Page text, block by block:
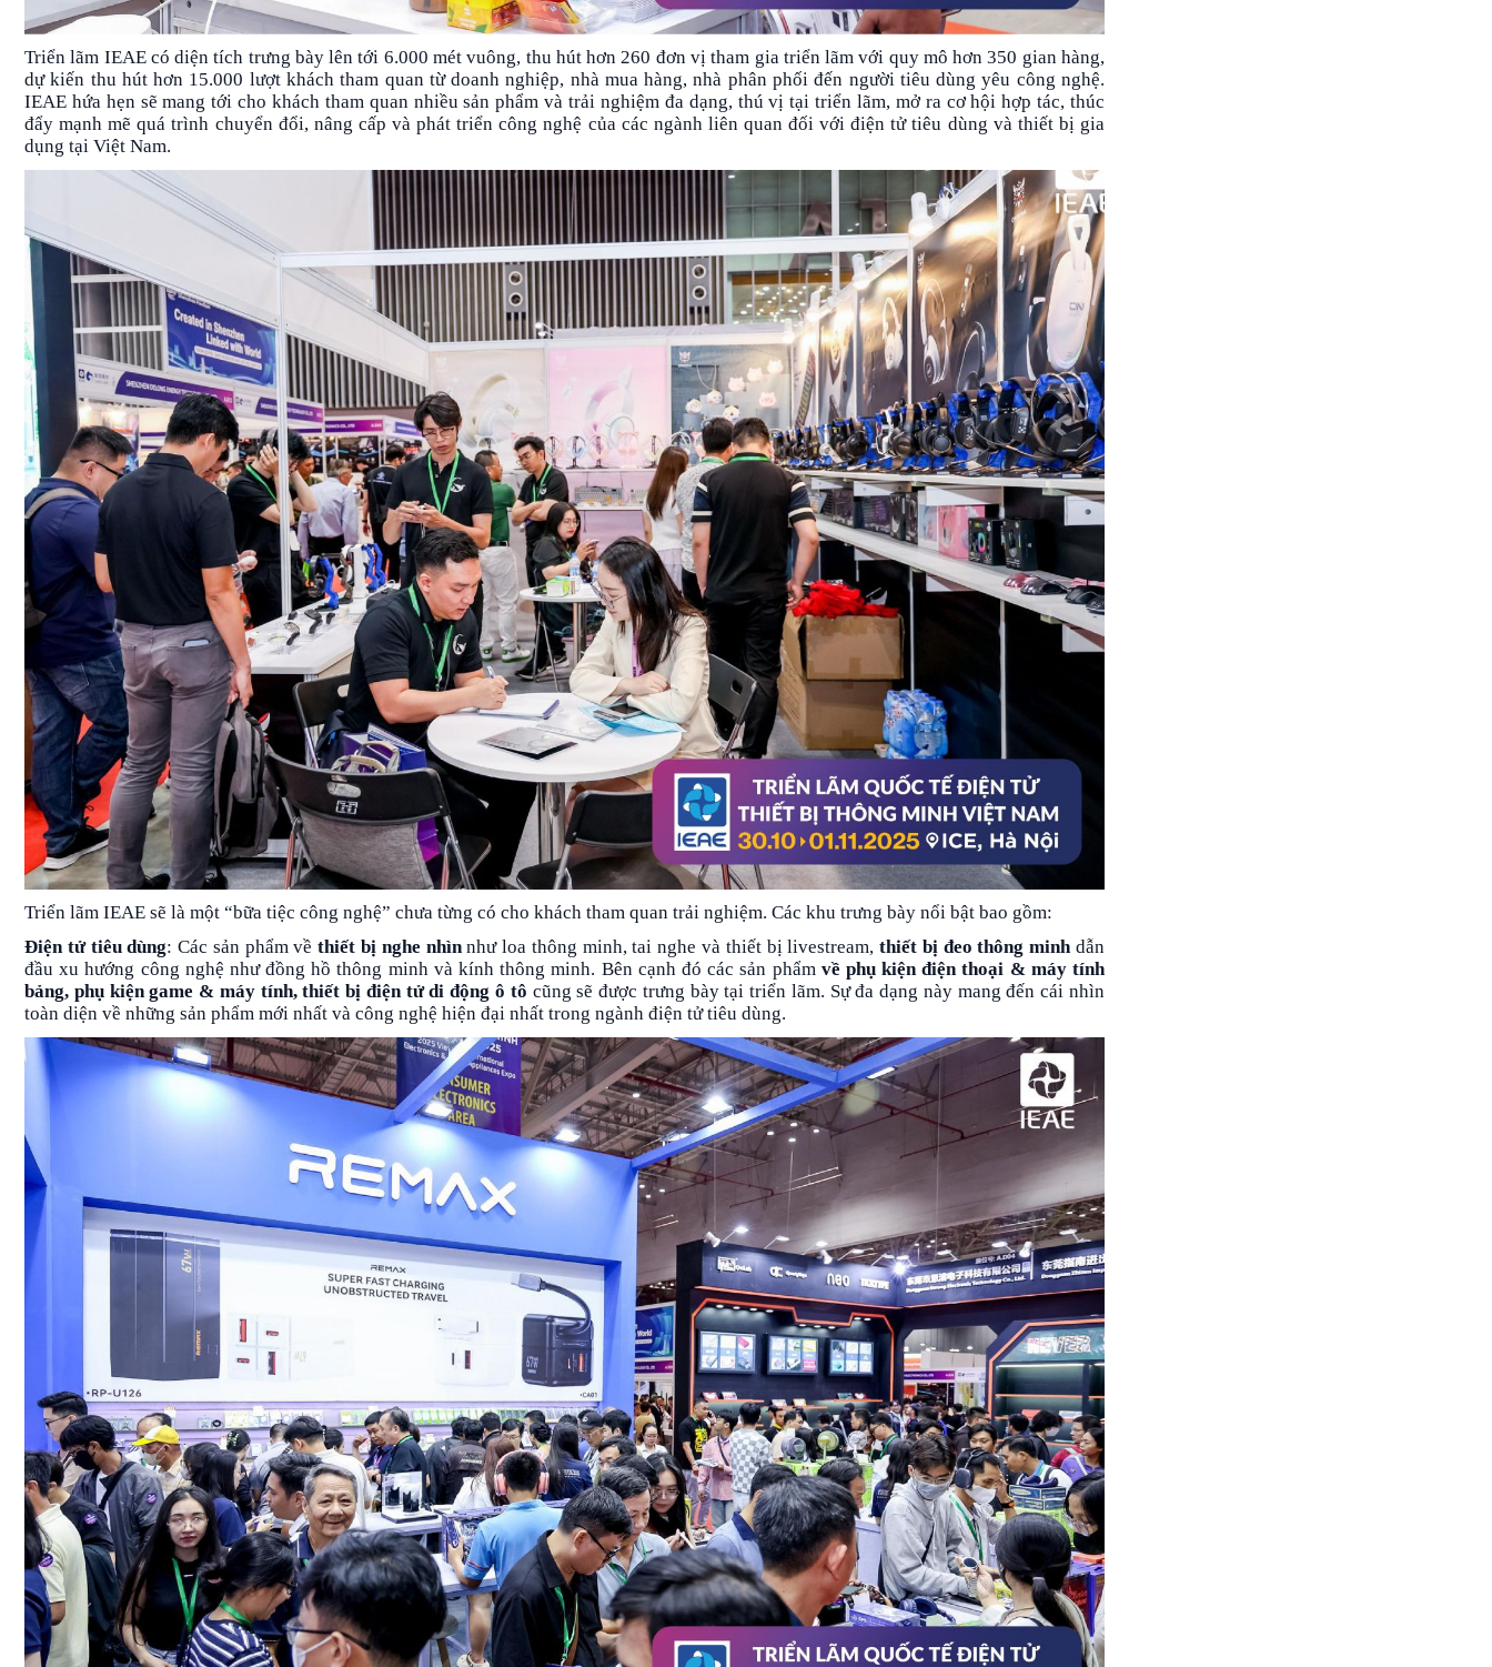
Triển lãm IEAE có diện tích trưng bày lên tới 6.000 mét vuông, thu hút hơn 260 đơn vị tham gia triển lãm với quy mô hơn 350 gian hàng,
dự kiến ​​thu hút hơn 15.000 lượt khách tham quan từ doanh nghiệp, nhà mua hàng, nhà phân phối đến người tiêu dùng yêu công nghệ.
IEAE hứa hẹn sẽ mang tới cho khách tham quan nhiều sản phẩm và trải nghiệm đa dạng, thú vị tại triển lãm, mở ra cơ hội hợp tác, thúc
đẩy mạnh mẽ quá trình chuyển đổi, nâng cấp và phát triển công nghệ của các ngành liên quan đối với điện tử tiêu dùng và thiết bị gia
dụng tại Việt Nam.
Triển lãm IEAE sẽ là một “bữa tiệc công nghệ” chưa từng có cho khách tham quan trải nghiệm. Các khu trưng bày nổi bật bao gồm:
Điện tử tiêu dùng: Các sản phẩm vềthiết bị nghe nhìnnhư loa thông minh, tai nghe và thiết bị livestream,thiết bị đeo thông minhdẫn
đầu xu hướng công nghệ như đồng hồ thông minh và kính thông minh. Bên cạnh đó các sản phẩm về phụ kiện điện thoại & máy tính
bảng, phụ kiện game & máy tính, thiết bị điện tử di động ô tô cũng sẽ được trưng bày tại triển lãm. Sự đa dạng này mang đến cái nhìn
toàn diện về những sản phẩm mới nhất và công nghệ hiện đại nhất trong ngành điện tử tiêu dùng.